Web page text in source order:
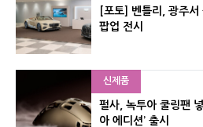
[포토] 벤틀리, 광주서
팝업 전시
신제품
펄사, 녹투아 쿨링팬
아 에디션’ 출시